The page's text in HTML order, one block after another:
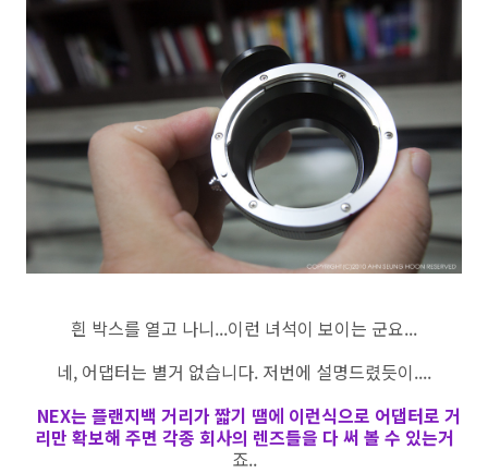
흰 박스를 열고 나니...이런 녀석이 보이는 군요...
네, 어댑터는 별거 없습니다. 저번에 설명드렸듯이....
NEX는 플랜지백 거리가 짧기 땜에 이런식으로 어댑터로 거
리만 확보해 주면 각종 회사의 렌즈들을 다 써 볼 수 있는거
죠..